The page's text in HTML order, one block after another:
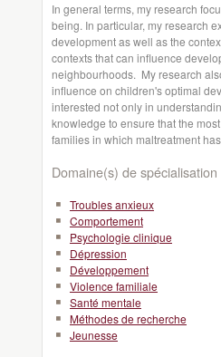
In general terms, my research
being. In particular, my research
development as well as the
contexts that can influence
neighbourhoods. My research
influence on children's optimal
interested not only in
knowledge to ensure that the
families in which maltreatment
Domaine(s) de spécialisation
Troubles anxieux
Comportement
Psychologie clinique
Dépression
Développement
Violence familiale
Santé mentale
Méthodes de recherche
Jeunesse